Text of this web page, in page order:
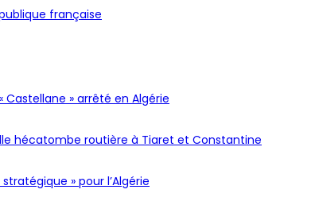
française
» arrêté en Algérie
hécatombe routière à Tiaret et Constantine
» pour l’Algérie